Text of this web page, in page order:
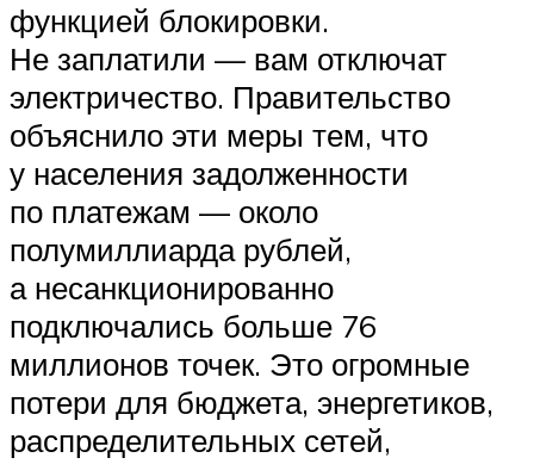
функцией блокировки.
Не заплатили — вам отключат
электричество. Правительство
объяснило эти меры тем, что
у населения задолженности
по платежам — около
полумиллиарда рублей,
а несанкционированно
подключались больше 76
миллионов точек. Это огромные
потери для бюджета, энергетиков,
распределительных сетей,